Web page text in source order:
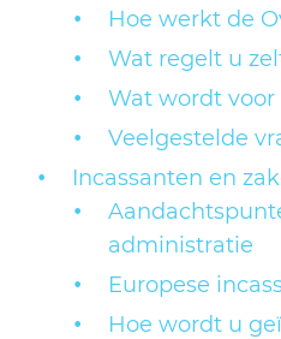
Hoe werkt de
Wat regelt u
Wat wordt voor
Veelgestelde
Incassanten en
administratie
Europese
Hoe wordt u